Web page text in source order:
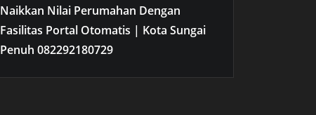
Naikkan Nilai Perumahan Dengan
Fasilitas Portal Otomatis | Kota Sungai
Penuh 082292180729